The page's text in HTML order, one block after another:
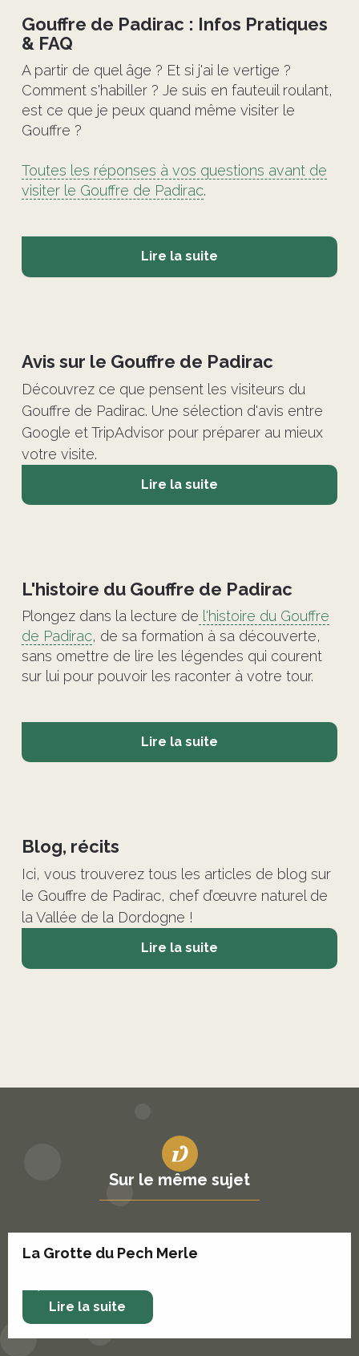
Gouffre de Padirac : Infos Pratiques
& FAQ
A partir de quel âge ? Et si j'ai le vertige ?
Comment s'habiller ? Je suis en fauteuil roulant,
est ce que je peux quand même visiter le
Gouffre ?
Toutes les réponses à vos questions avant de
visiter le Gouffre de Padirac.
Lire la suite
Avis sur le Gouffre de Padirac
Découvrez ce que pensent les visiteurs du
Gouffre de Padirac. Une sélection d'avis entre
Google et TripAdvisor pour préparer au mieux
votre visite.
Lire la suite
L'histoire du Gouffre de Padirac
Plongez dans la lecture de l'histoire du Gouffre
de Padirac, de sa formation à sa découverte,
sans omettre de lire les légendes qui courent
sur lui pour pouvoir les raconter à votre tour.
Lire la suite
Blog, récits
Ici, vous trouverez tous les articles de blog sur
le Gouffre de Padirac, chef d’œuvre naturel de
la Vallée de la Dordogne !
Lire la suite
Sur le même sujet
La Grotte du Pech Merle
Lire la suite